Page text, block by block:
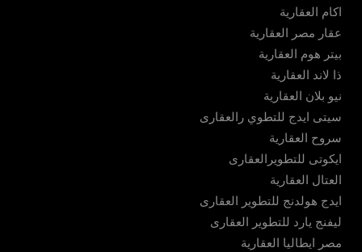
اكام العقارية
عقار مصر العقارية
بيتر هوم العقارية
ذا لاند العقارية
نيو بلان العقارية
سيتى ايدج للتطوي رالعقارى
سروح العقارية
ايكوتى للتطويرالعقارى
العتال العقارية
ايدج هولدنج للتطوير العقارى
ليفنج يارد للتطوير العقارى
مصر ايطاليا العقارية